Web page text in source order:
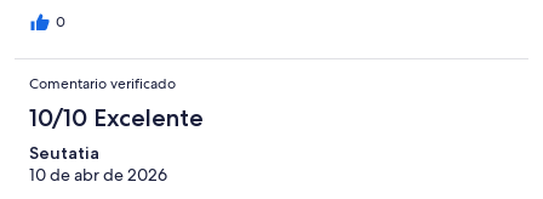
0
Comentario verificado
10/10 Excelente
Seutatia
10 de abr de 2026